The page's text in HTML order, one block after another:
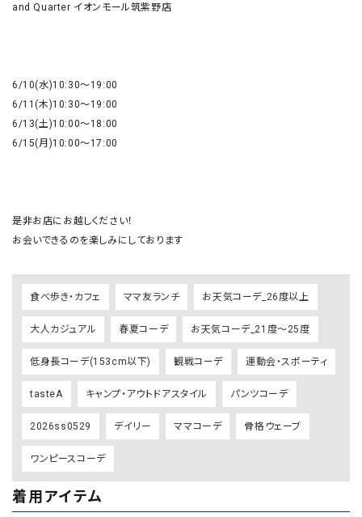
and Quarter イオンモール筑紫野店
6/10(水)10:30〜19:00
6/11(木)10:30〜19:00
6/13(土)10:00〜18:00
6/15(月)10:00〜17:00
是非お店にお越しください！
お会いできるのを楽しみにしております
食べ歩き・カフェ ママ友ランチ お天気コーデ_26度以上
大人カジュアル 春夏コーデ お天気コーデ_21度～25度
低身長コーデ(153cm以下) 観戦コーデ 運動会・スポーティ
tasteA キャンプ・アウトドアスタイル パンツコーデ
2026ss0529 デイリー ママコーデ 骨格ウェーブ
ワンピースコーデ
着用アイテム